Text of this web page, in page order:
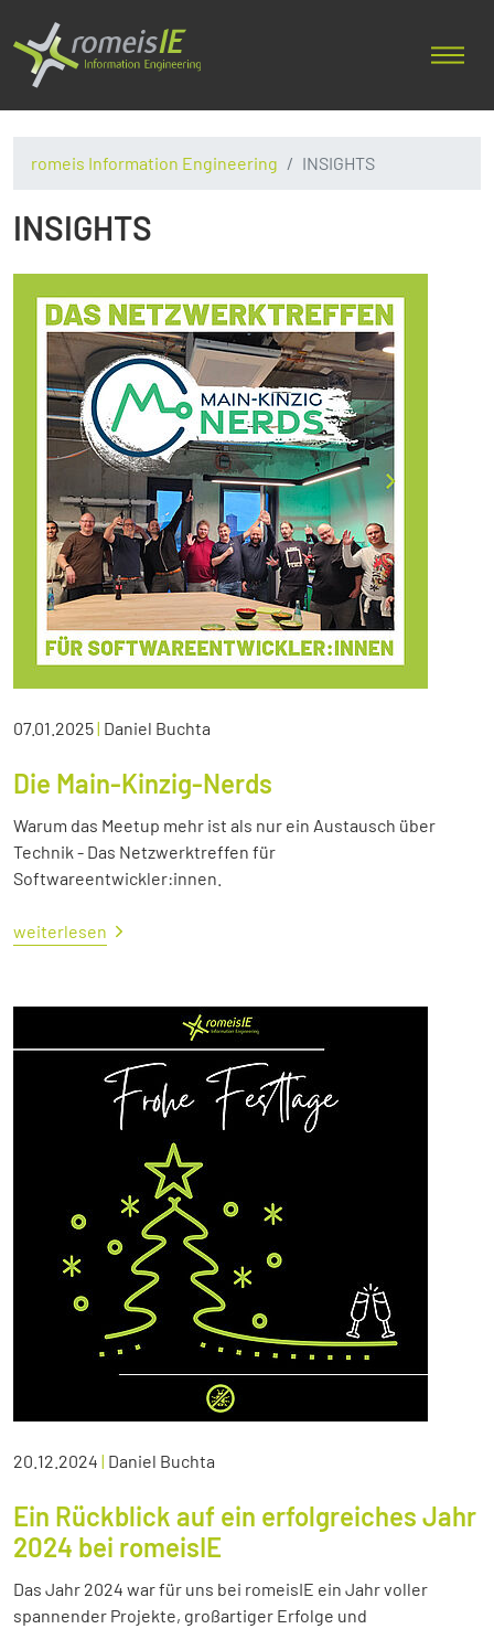
romeis Information Engineering INSIGHTS
INSIGHTS
07.01.2025| Daniel Buchta
Die Main-Kinzig-Nerds
Warum das Meetup mehr ist als nur ein Austausch über
Technik - Das Netzwerktreffen für
Softwareentwickler:innen.
weiterlesen
20.12.2024 | Daniel Buchta
Ein Rückblick auf ein erfolgreiches Jahr
2024 bei romeisIE
Das Jahr 2024 war für uns bei romeisIE ein Jahr voller
spannender Projekte, großartiger Erfolge und